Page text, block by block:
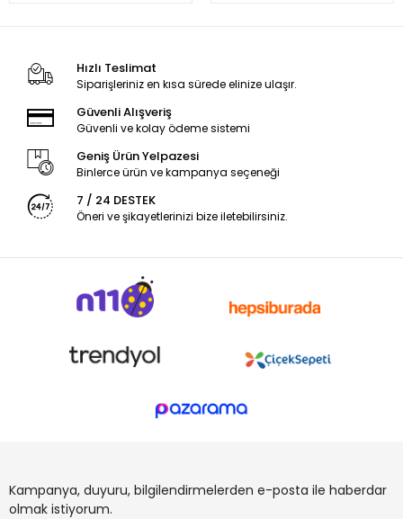
Hızlı Teslimat
Siparişleriniz en kısa sürede elinize ulaşır.
Güvenli Alışveriş
Güvenli ve kolay ödeme sistemi
Geniş Ürün Yelpazesi
Binlerce ürün ve kampanya seçeneği
7 / 24 DESTEK
Öneri ve şikayetlerinizi bize iletebilirsiniz.
Kampanya, duyuru, bilgilendirmelerden e-posta ile haberdar
olmak istiyorum.